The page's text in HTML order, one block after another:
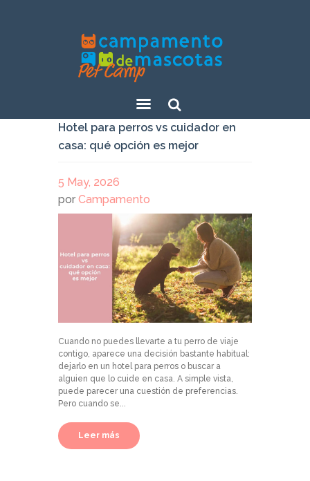
Sear
ch
Hotel para perros vs cuidador en
casa: qué opción es mejor
5 May, 2026
por Campamento
Cuando no puedes llevarte a tu perro de viaje
contigo, aparece una decisión bastante habitual:
dejarlo en un hotel para perros o buscar a
alguien que lo cuide en casa. A simple vista,
puede parecer una cuestión de preferencias.
Pero cuando se...
Leer más